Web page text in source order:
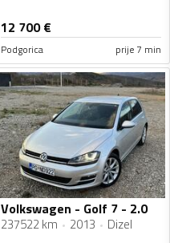
12 700€
Podgorica prije 7 min
Volkswagen - Golf 7 - 2.0
237522 km 2013 Dizel